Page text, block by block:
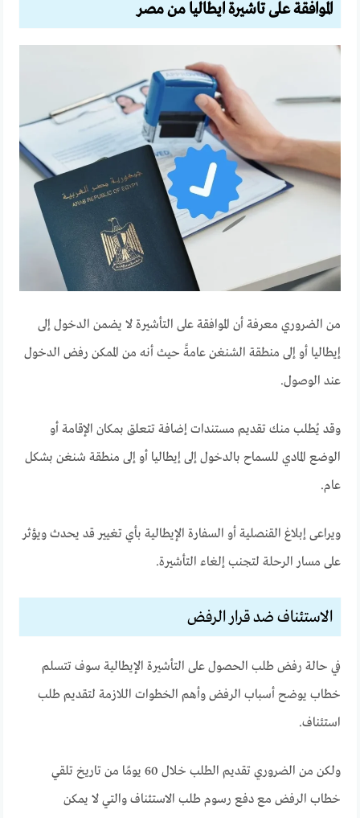
الموافقة على تاشيرة ايطاليا من مصر
من الضروري معرفة أن الموافقة على التأشيرة لا يضمن الدخول إلى
إيطاليا أو إلى منطقة الشنغن عامةً حيث أنه من الممكن رفض الدخول
عند الوصول.
وقد يُطلب منك تقديم مستندات إضافة تتعلق بمكان الإقامة أو
الوضع المادي للسماح بالدخول إلى إيطاليا أو إلى منطقة شنغن بشكل
عام.
ويراعى إبلاغ القنصلية أو السفارة الإيطالية بأي تغيير قد يحدث ويؤثر
على مسار الرحلة لتجنب إلغاء التأشيرة.
الاستئناف ضد قرار الرفض
في حالة رفض طلب الحصول على التأشيرة الإيطالية سوف تتسلم
خطاب يوضح أسباب الرفض وأهم الخطوات اللازمة لتقديم طلب
استئناف.
ولكن من الضروري تقديم الطلب خلال 60 يومًا من تاريخ تلقي
خطاب الرفض مع دفع رسوم طلب الاستئناف والتي لا يمكن